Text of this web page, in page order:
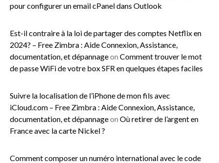
pour configurer un email cPanel dans Outlook
Est-il contraire à la loi de partager des comptes Netflix en
2024? – Free Zimbra : Aide Connexion, Assistance,
documentation, et dépannageon Comment trouver le mot
de passe WiFi de votre box SFR en quelques étapes faciles
Suivre la localisation de l’iPhone de mon fils avec
iCloud.com – Free Zimbra : Aide Connexion, Assistance,
documentation, et dépannageon Où retirer de l’argent en
France avec la carte Nickel ?
Comment composer un numéro international avec le code